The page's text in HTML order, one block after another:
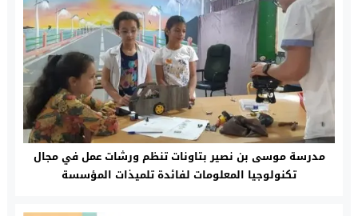
مدرسة موسى بن نصير بتاونات تنظم ورشات عمل في مجال
تكنولوجيا المعلومات لفائدة تلميذات المؤسسة